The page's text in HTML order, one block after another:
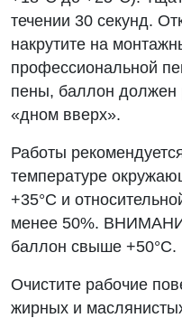
течении 30 секунд.
накрутите на
профессиональной
пены, баллон должен
«дном вверх».
Работы
температуре
+35°С и
менее 50%.
баллон свыше +50°С.
Очистите рабочие
жирных и